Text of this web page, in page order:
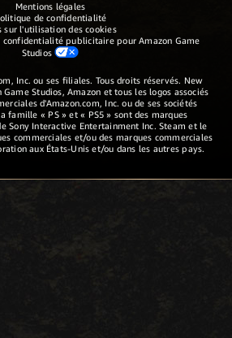
Mentions légales
de confidentialité
sur l'utilisation des cookies
confidentialité publicitaire pour Amazon Game
Studios
Inc. ou ses filiales. Tous droits réservés. New
Studios, Amazon et tous les logos associés
d'Amazon.com, Inc. ou de ses sociétés
famille « PS » et « PS5 » sont des marques
Sony Interactive Entertainment Inc. Steam et le
commerciales et/ou des marques commerciales
aux États-Unis et/ou dans les autres pays.